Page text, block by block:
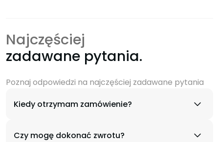
Najczęściej
zadawane pytania.
Poznaj odpowiedzi na najczęściej zadawane pytania
Kiedy otrzymam zamówienie?
Czy mogę dokonać zwrotu?